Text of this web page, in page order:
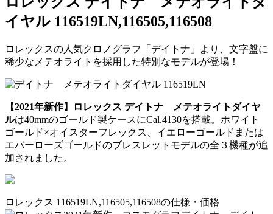
イヤル 116519LN,116505,116508
ロレックスの人気クロノグラフ「デイトナ」より、文字盤に
稀少なメテオライトを採用した特別なモデルが登場！
【2021年新作】ロレックス デイトナ メテオライトダイヤ
ルは40mmのゴールド製ケースにCal.4130を搭載。ホワイト
ゴールド×オイスターフレックス、イエローゴールドまたは
エバーローズゴールドのブレスレットモデルの全３機種が追
加されました。
ロレックス 116519LN,116505,116508の仕様・価格